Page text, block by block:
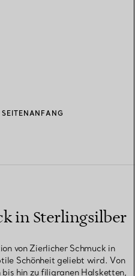
in Sterlingsilber
von Zierlicher Schmuck in
Schönheit geliebt wird. Von
hin zu filigranen Halsketten,